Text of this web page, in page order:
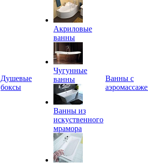
Душевые
боксы
Акриловые
ванны
Чугунные
ванны
Ванны из
искуственного
мрамора
Ванны с